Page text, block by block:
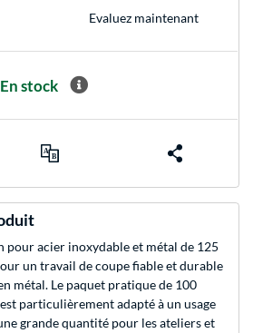
Evaluez maintenant
En stock
pour acier inoxydable et métal de 125
un travail de coupe fiable et durable
métal. Le paquet pratique de 100
particulièrement adapté à un usage
grande quantité pour les ateliers et